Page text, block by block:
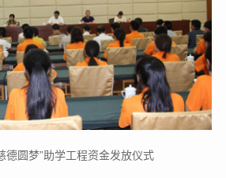
德圆梦”助学工程资金发放仪式